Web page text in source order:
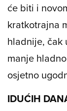
će biti i
kratkotrajna
hladnije, čak
manje
osjetno
IDUĆIH